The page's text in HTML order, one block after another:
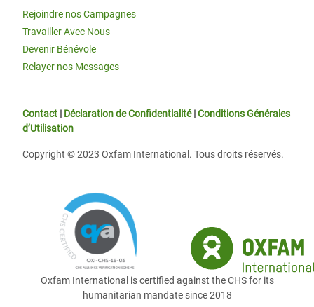
Rejoindre nos Campagnes
Travailler Avec Nous
Devenir Bénévole
Relayer nos Messages
Contact | Déclaration de Confidentialité|Conditions Générales
d’Utilisation
Copyright © 2023 Oxfam International. Tous droits réservés.
Oxfam International is certified against the CHS for its
humanitarian mandate since 2018